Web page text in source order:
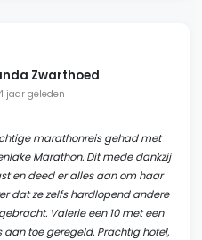
Zwarthoed
jaar geleden
marathonreis gehad met
Marathon. Dit mede dankzij
en deed er alles aan om haar
dat ze zelfs hardlopend andere
Valerie een 10 met een
toe geregeld. Prachtig hotel,